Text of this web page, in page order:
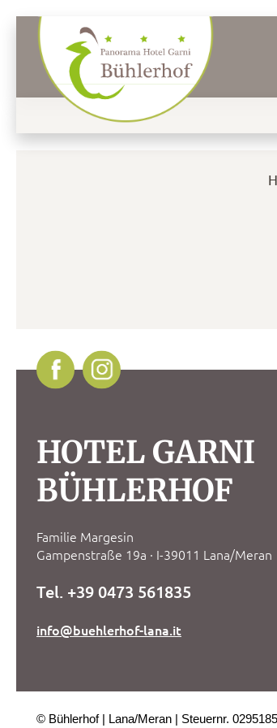
HOTEL GARNI
BÜHLERHOF
Familie Margesin
Gampenstraße 19a · I-39011 Lana/Meran
Tel. +39 0473 561835
info@buehlerhof-lana.it
© Bühlerhof Lana/Meran Steuernr.